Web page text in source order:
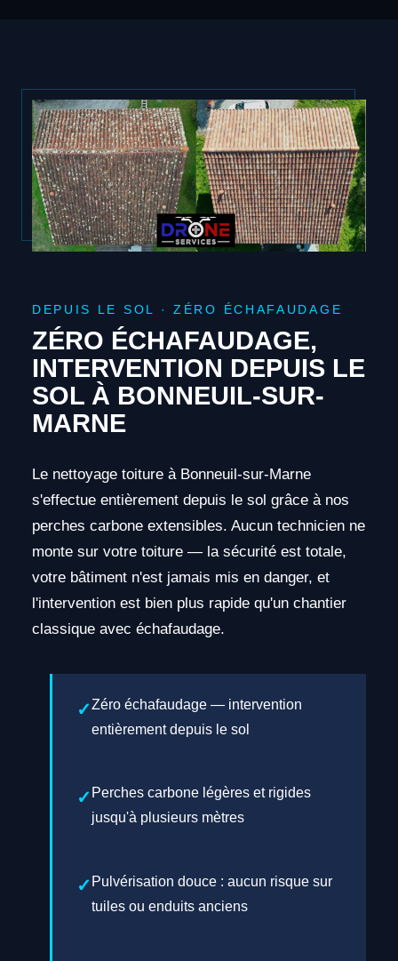
DEPUIS LE SOL · ZÉRO ÉCHAFAUDAGE
ZÉRO ÉCHAFAUDAGE,
INTERVENTION DEPUIS LE
SOL À BONNEUIL-SUR-
MARNE
Le nettoyage toiture à Bonneuil-sur-Marne
s'effectue entièrement depuis le sol grâce à nos
perches carbone extensibles. Aucun technicien ne
monte sur votre toiture — la sécurité est totale,
votre bâtiment n'est jamais mis en danger, et
l'intervention est bien plus rapide qu'un chantier
classique avec échafaudage.
Zéro échafaudage — intervention
entièrement depuis le sol
Perches carbone légères et rigides
jusqu'à plusieurs mètres
Pulvérisation douce : aucun risque sur
tuiles ou enduits anciens